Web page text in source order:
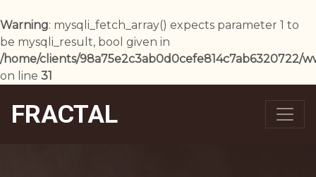
Warning: mysqli_fetch_array() expects parameter 1 to
be mysqli_result, bool given in
/home/clients/98a75e2c3ab0d0cefe814c7ab6320722/
on line 31
FRACTAL